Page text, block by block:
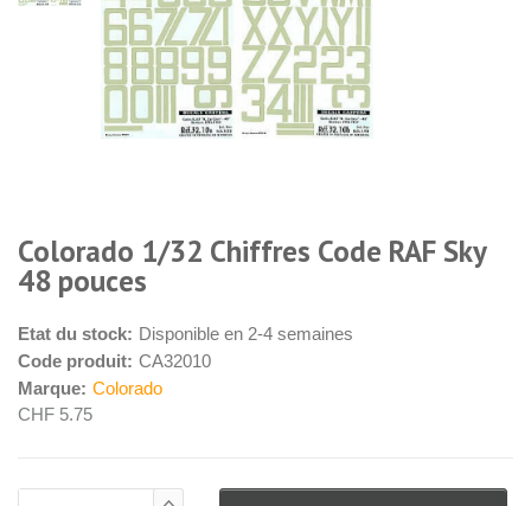
Colorado 1/32 Chiffres Code RAF Sky
48 pouces
Etat du stock: Disponible en 2-4 semaines
Code produit: CA32010
Marque: Colorado
CHF 5.75